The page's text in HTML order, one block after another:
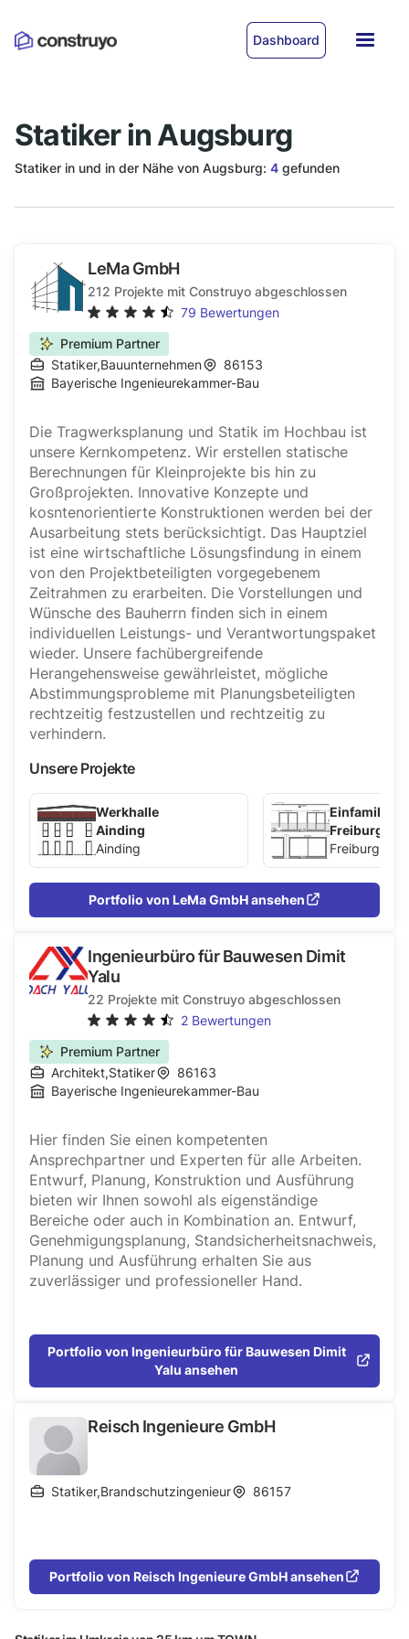
Dashboard
Statiker in Augsburg
Statiker in und in der Nähe von Augsburg: 4 gefunden
LeMa GmbH
212 Projekte mit Construyo abgeschlossen
79 Bewertungen
Premium Partner
Statiker,Bauunternehmen
86153
Bayerische Ingenieurekammer-Bau
Die Tragwerksplanung und Statik im Hochbau ist
unsere Kernkompetenz. Wir erstellen statische
Berechnungen für Kleinprojekte bis hin zu
Großprojekten. Innovative Konzepte und
kosntenorientierte Konstruktionen werden bei der
Ausarbeitung stets berücksichtigt. Das Hauptziel
ist eine wirtschaftliche Lösungsfindung in einem
von den Projektbeteiligten vorgegebenem
Zeitrahmen zu erarbeiten. Die Vorstellungen und
Wünsche des Bauherrn finden sich in einem
individuellen Leistungs- und Verantwortungspaket
wieder. Unsere fachübergreifende
Herangehensweise gewährleistet, mögliche
Abstimmungsprobleme mit Planungsbeteiligten
rechtzeitig festzustellen und rechtzeitig zu
verhindern.
Unsere Projekte
Werkhalle
Ainding
Ainding
Freiburg
Freiburg
Portfolio von LeMa GmbH ansehen
Ingenieurbüro für Bauwesen Dimit
Yalu
22 Projekte mit Construyo abgeschlossen
2 Bewertungen
Premium Partner
Architekt,Statiker
86163
Bayerische Ingenieurekammer-Bau
Hier finden Sie einen kompetenten
Ansprechpartner und Experten für alle Arbeiten.
Entwurf, Planung, Konstruktion und Ausführung
bieten wir Ihnen sowohl als eigenständige
Bereiche oder auch in Kombination an. Entwurf,
Genehmigungsplanung, Standsicherheitsnachweis,
Planung und Ausführung erhalten Sie aus
zuverlässiger und professioneller Hand.
Portfolio von Ingenieurbüro für Bauwesen Dimit
Yalu ansehen
Reisch Ingenieure GmbH
Statiker,Brandschutzingenieur 86157
Portfolio von Reisch Ingenieure GmbH ansehen